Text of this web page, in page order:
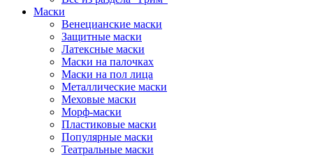
Маски
Венецианские маски
Защитные маски
Латексные маски
Маски на палочках
Маски на пол лица
Металлические маски
Меховые маски
Морф-маски
Пластиковые маски
Популярные маски
Театральные маски